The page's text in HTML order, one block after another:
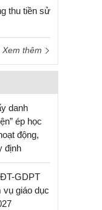
thu tiền sử
Xem thêm
danh
ép học
động,
định
GDPT
vụ giáo dục